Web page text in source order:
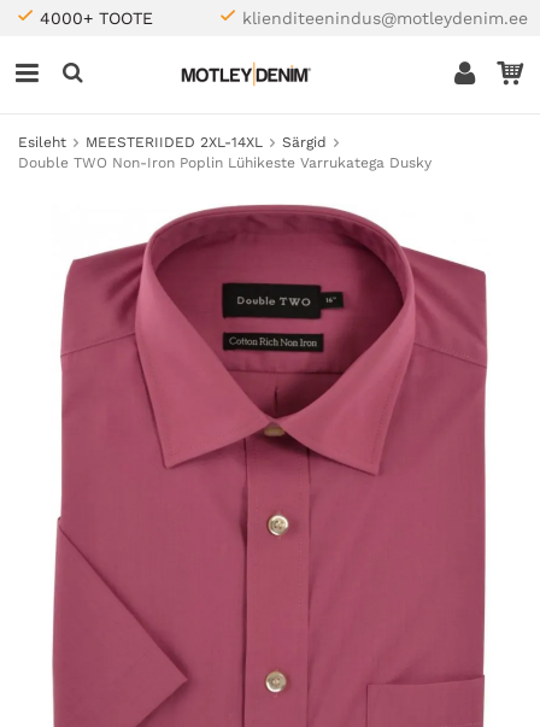
4000+ TOOTE klienditeenindus@motleydenim.ee
Esileht MEESTERIIDED 2XL-14XL
Särgid
Double TWO Non-Iron Poplin Lühikeste Varrukatega Dusky